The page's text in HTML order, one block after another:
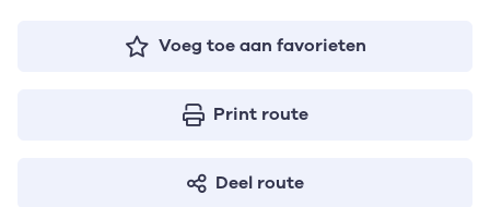
Voeg toe aan favorieten
Print route
Deel route